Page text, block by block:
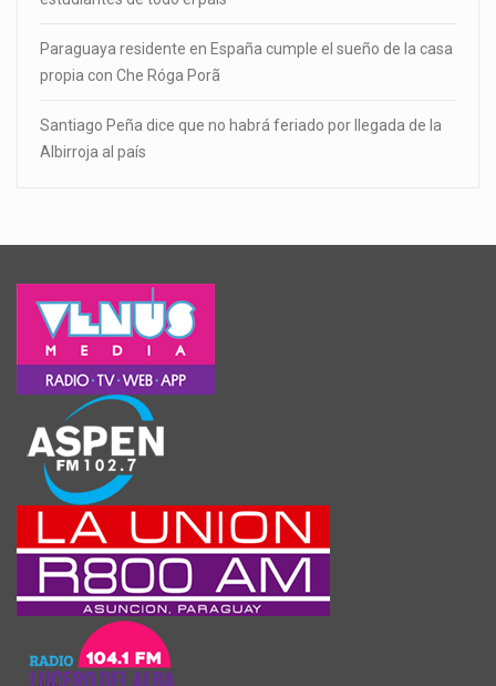
Paraguaya residente en España cumple el sueño de la casa
propia con Che Róga Porã
Santiago Peña dice que no habrá feriado por llegada de la
Albirroja al país